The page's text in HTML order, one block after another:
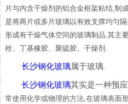
片与内含干燥剂的铝合金框架粘结,制
是将两片或多片玻璃以有效支撑均匀
形成有干燥气体空间的玻璃制品.其主
栓、丁基橡胶、聚硫胶、干燥剂.
长沙钢化玻璃属于玻璃
长沙钢化玻璃其实是一种预
常使用化学或物理的方法,在玻璃表面